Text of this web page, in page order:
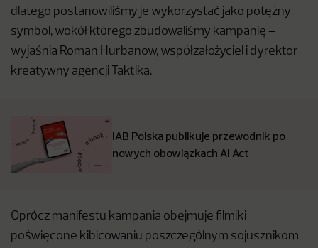
dlatego postanowiliśmy je wykorzystać jako potężny
symbol, wokół którego zbudowaliśmy kampanię –
wyjaśnia Roman Hurbanow, współzałożyciel i dyrektor
kreatywny agencji Taktika.
IAB Polska publikuje przewodnik po
nowych obowiązkach AI Act
Oprócz manifestu kampania obejmuje filmiki
poświęcone kibicowaniu poszczególnym sojusznikom